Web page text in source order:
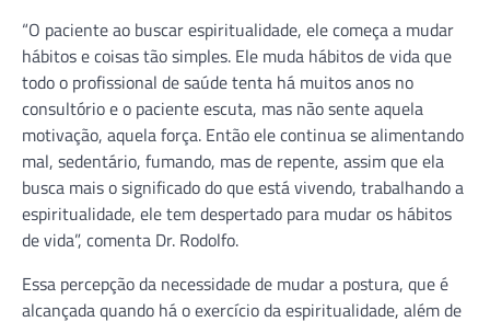
“O paciente ao buscar espiritualidade, ele começa a mudar
hábitos e coisas tão simples. Ele muda hábitos de vida que
todo o profissional de saúde tenta há muitos anos no
consultório e o paciente escuta, mas não sente aquela
motivação, aquela força. Então ele continua se alimentando
mal, sedentário, fumando, mas de repente, assim que ela
busca mais o significado do que está vivendo, trabalhando a
espiritualidade, ele tem despertado para mudar os hábitos
de vida”, comenta Dr. Rodolfo.
Essa percepção da necessidade de mudar a postura, que é
alcançada quando há o exercício da espiritualidade, além de